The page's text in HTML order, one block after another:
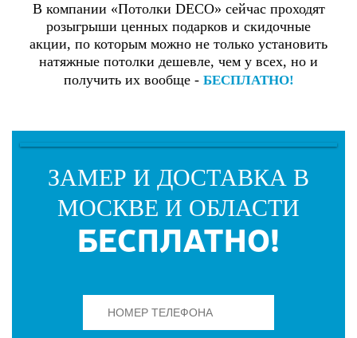
В компании «Потолки DECO» сейчас проходят
розыгрыши ценных подарков и скидочные
акции, по которым можно не только установить
натяжные потолки дешевле, чем у всех, но и
получить их вообще - БЕСПЛАТНО!
ЗАМЕР И ДОСТАВКА В
МОСКВЕ И ОБЛАСТИ
БЕСПЛАТНО!